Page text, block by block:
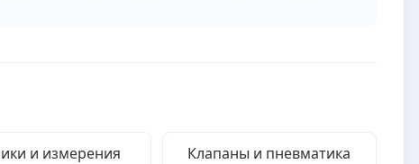
и измерения Клапаны и пневматика